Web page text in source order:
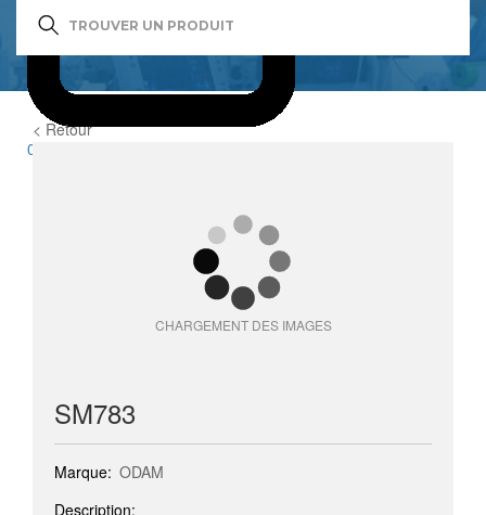
0
< Retour
CHARGEMENT DES IMAGES
SM783
Marque: ODAM
Description: